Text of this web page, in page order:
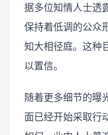
据多位知情人士透
保持着低调的公众
知大相径庭。这种
以置信。
随着更多细节的曝
面已经开始采取行